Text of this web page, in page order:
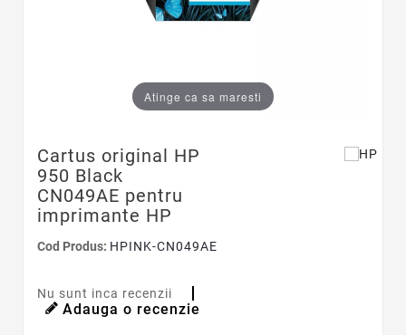
Atinge ca sa maresti
Cartus original HP
950 Black
CN049AE pentru
imprimante HP
Cod Produs: HPINK-CN049AE
Nu sunt inca recenzii
Adauga o recenzie